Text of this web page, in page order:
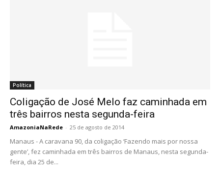
Política
Coligação de José Melo faz caminhada em
três bairros nesta segunda-feira
AmazoniaNaRede - 25 de agosto de 2014
Manaus - A caravana 90, da coligação ‘Fazendo mais por nossa
gente’, fez caminhada em três bairros de Manaus, nesta segunda-
feira, dia 25 de...